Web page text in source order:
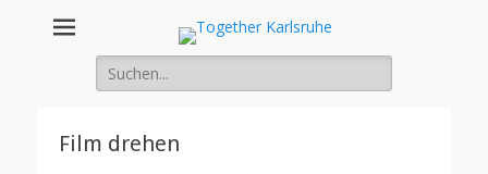
Together
Integration von jungen Menschen mit Fluchterfahrung und
Suche
nach:
Film drehen